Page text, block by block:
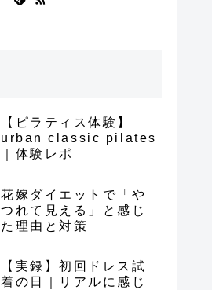
【ピラティス体験】
urban classic pilates
｜体験レポ
花嫁ダイエットで「や
つれて見える」と感じ
た理由と対策
【実録】初回ドレス試
着の日｜リアルに感じ